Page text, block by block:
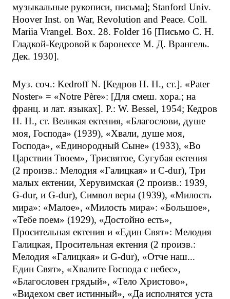
музыкальные рукописи, письма]; Stanford Univ.
Hoover Inst. on War, Revolution and Peace. Coll.
Mariia Vrangel. Box. 28. Folder 16 [Письмо С. Н.
Гладкой-Кедровой к баронессе М. Д. Врангель.
Дек. 1930].
Муз. соч.: Kedroff N. [Кедров Н. Н., ст.]. «Pater
Noster» = «Notre Père»: [Для смеш. хора.; на
франц. и лат. языках]. P.: W. Bessel, 1954; Кедров
Н. Н., ст. Великая ектения, «Благослови, душе
моя, Господа» (1939), «Хвали, душе моя,
Господа», «Единородный Сыне» (1933), «Во
Царствии Твоем», Трисвятое, Сугубая ектения
(2 произв.: Мелодия «Галицкая» и C-dur), Три
малых ектении, Херувимская (2 произв.: 1939,
G-dur, и G-dur), Символ веры (1939), «Милость
мира»: «Малое», «Милость мира»: «Большое»,
«Тебе поем» (1929), «Достойно есть»,
Просительная ектения и «Един Свят»: Мелодия
Галицкая, Просительная ектения (2 произв.:
Мелодия «Галицкая» и G-dur), «Отче наш...
Един Свят», «Хвалите Господа с небес»,
«Благословен грядый», «Тело Христово»,
«Видехом свет истинный», «Да исполнятся уста